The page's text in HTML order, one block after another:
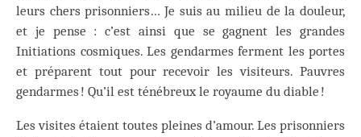
leurs chers prisonniers… Je suis au milieu de la douleur,
et je pense : c’est ainsi que se gagnent les grandes
Initiations cosmiques. Les gendarmes ferment les portes
et préparent tout pour recevoir les visiteurs. Pauvres
gendarmes ! Qu’il est ténébreux le royaume du diable !
Les visites étaient toutes pleines d’amour. Les prisonniers